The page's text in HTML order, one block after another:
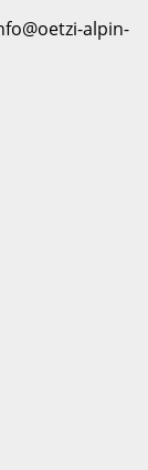
alpin-